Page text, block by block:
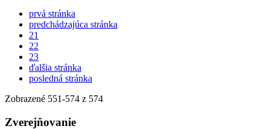
prvá stránka
predchádzajúca stránka
21
22
23
ďalšia stránka
posledná stránka
Zobrazené 551-574 z 574
Zverejňovanie